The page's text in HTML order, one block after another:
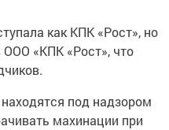
как КПК «Рост», но
«КПК «Рост», что
под надзором
махинации при